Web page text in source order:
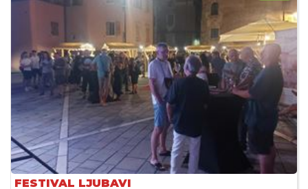
FESTIVAL LJUBAVI